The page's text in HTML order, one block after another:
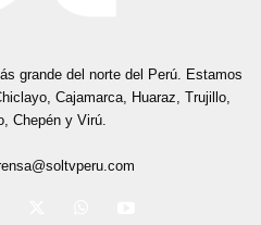
grande del norte del Perú. Estamos
Cajamarca, Huaraz, Trujillo,
Chepén y Virú.